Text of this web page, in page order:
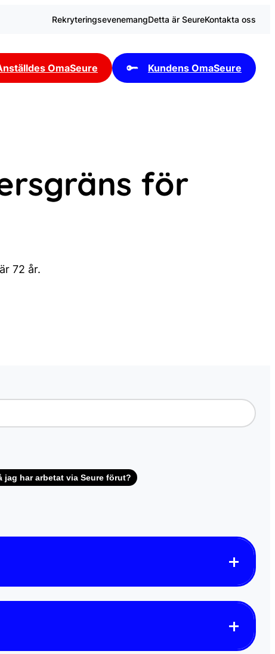
RekryteringsevenemangDetta är SeureKontakta oss
OmaSeure Kundens OmaSeure
för
72 år.
jag har arbetat via Seure förut?